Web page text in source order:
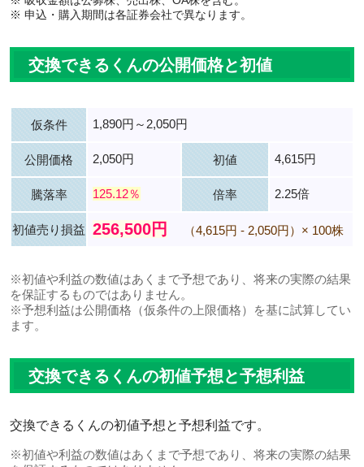
※ 申込・購入期間は各証券会社で異なります。
交換できるくんの公開価格と初値
仮条件 1,890円～2,050円
公開価格 2,050円 初値 4,615円
騰落率 125.12％ 倍率 2.25倍
初値売り損益 256,500円 （4,615円 - 2,050円）× 100株
※初値や利益の数値はあくまで予想であり、将来の実際の結果
を保証するものではありません。
※予想利益は公開価格（仮条件の上限価格）を基に試算してい
ます。
交換できるくんの初値予想と予想利益
交換できるくんの初値予想と予想利益です。
※初値や利益の数値はあくまで予想であり、将来の実際の結果